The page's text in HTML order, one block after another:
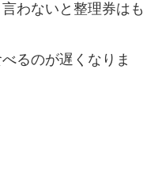
わないと整理券はも
るのが遅くなりま